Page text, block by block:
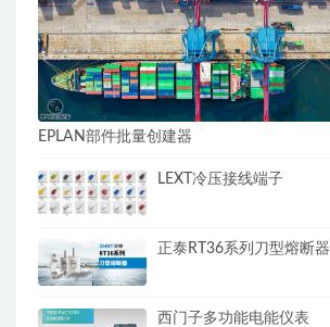
EPLAN部件批量创建器
LEXT冷压接线端子
正泰RT36系列刀型熔断器
西门子多功能电能仪表